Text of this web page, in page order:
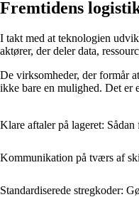
Fremtidens
I takt med at teknologien
aktører, der deler data,
De virksomheder, der formår
ikke bare en mulighed. Det er
Klare aftaler på lageret:
Kommunikation på tværs af
Standardiserede stregkoder: